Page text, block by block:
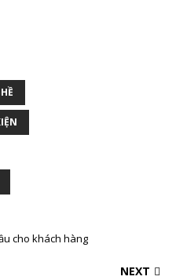
cho khách hàng
NEXT